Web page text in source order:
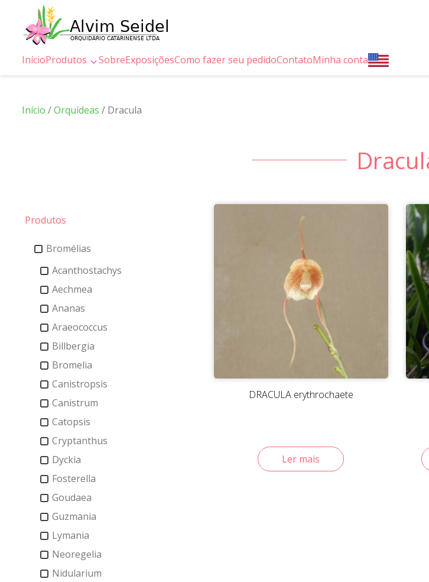
InícioProdutos SobreExposiçõesComo fazer seu pedidoContatoMinha conta
Início /Orquídeas / Dracula
DRACULA erythrochaete
Ler mais
Produtos
Bromélias
Acanthostachys
Aechmea
Ananas
Araeococcus
Billbergia
Bromelia
Canistropsis
Canistrum
Catopsis
Cryptanthus
Dyckia
Fosterella
Goudaea
Guzmania
Lymania
Neoregelia
Nidularium